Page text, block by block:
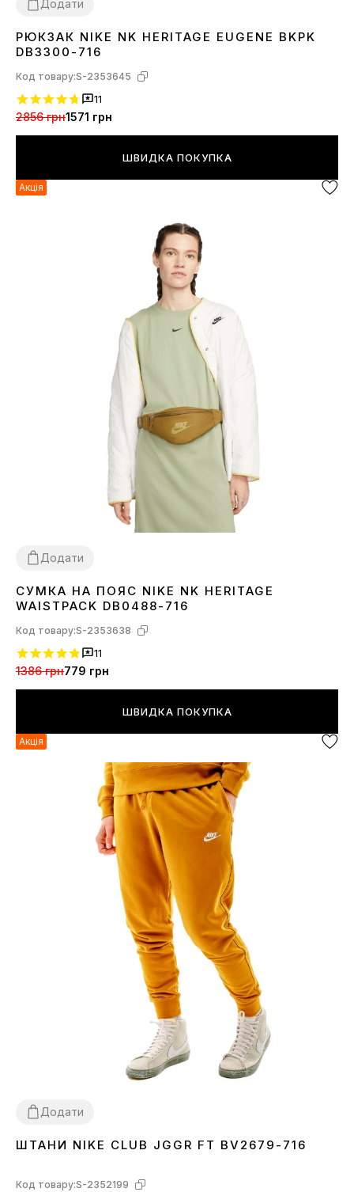
Додати
1SIZE
РЮКЗАК NIKE NK HERITAGE EUGENE BKPK
DB3300-716
Код товару:S-2353645
11
2856 грн1571 грн
ШВИДКА ПОКУПКА
Акція
Додати
1SIZE
СУМКА НА ПОЯС NIKE NK HERITAGE
WAISTPACK DB0488-716
Код товару:S-2353638
11
1386 грн779 грн
ШВИДКА ПОКУПКА
Акція
Додати
L XL
ШТАНИ NIKE CLUB JGGR FT BV2679-716
Код товару:S-2352199